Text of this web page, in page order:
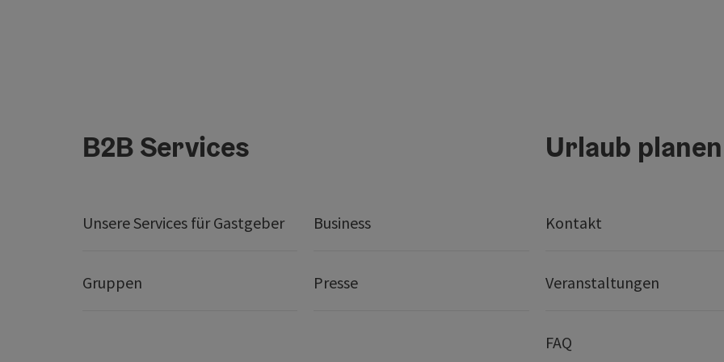
B2B Services
Unsere Services für Gastgeber Business
Gruppen Presse
Urlaub
Kontakt
Veranstaltungen
FAQ